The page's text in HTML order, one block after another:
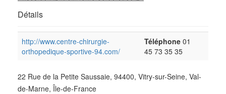
Détails
http://www.centre-chirurgie-
orthopedique-sportive-94.com/
Téléphone 01
45 73 35 35
22 Rue de la Petite Saussaie, 94400, Vitry-sur-Seine, Val-
de-Marne, Île-de-France